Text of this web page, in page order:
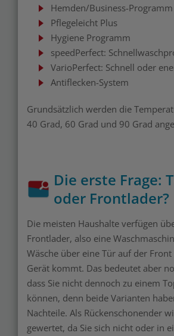
Hemden/Business-Programm
Pflegeleicht Plus
Hygiene Programm
speedPerfect:
VarioPerfect: Schnell oder
Antiflecken-System
Grundsätzlich werden die
40 Grad, 60 Grad und 90 Grad
Die erste Frage:
oder Frontlader?
Die meisten Haushalte verfügen
Frontlader, also eine
Wäsche über eine Tür auf der
Gerät kommt. Das bedeutet aber
dass Sie nicht dennoch zu einem
können, denn beide Varianten
Nachteile. Als Rückenschonender
gewertet, da Sie sich nicht oder in